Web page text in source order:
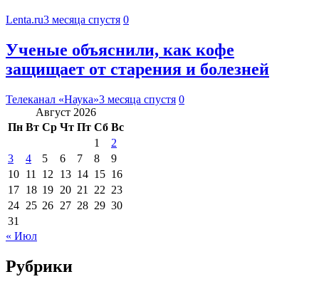
Lenta.ru3 месяца спустя 0
Ученые объяснили, как кофе
защищает от старения и болезней
Телеканал «Наука»3 месяца спустя 0
Август 2026
Пн Вт Ср Чт Пт Сб Вс
1
2
3
4 5 6 7 8
9
10 11 12 13 14 15 16
17 18 19 20 21 22 23
24 25 26 27 28 29 30
31
« Июл
Рубрики